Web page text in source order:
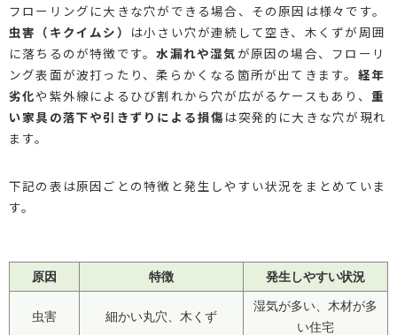
フローリングに大きな穴ができる場合、その原因は様々です。
虫害（キクイムシ） は小さい穴が連続して空き、木くずが周囲
に落ちるのが特徴です。水漏れや湿気 が原因の場合、フローリ
ング表面が波打ったり、柔らかくなる箇所が出てきます。 経年
劣化や紫外線によるひび割れから穴が広がるケースもあり、 重
い家具の落下や引きずりによる損傷は突発的に大きな穴が現れ
ます。
下記の表は原因ごとの特徴と発生しやすい状況をまとめていま
す。
原因 特徴 発生しやすい状況
虫害 細かい丸穴、木くず
湿気が多い、木材が多
い住宅